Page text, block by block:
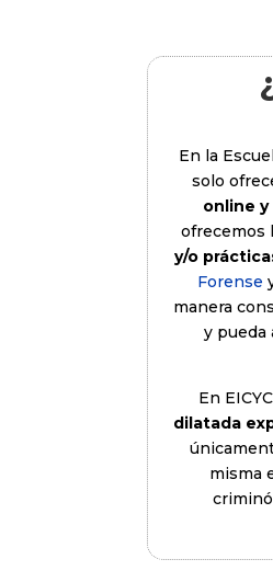
En la
solo
online
ofrecemos
y/o
Forense
manera
y pueda
En
dilatada
misma